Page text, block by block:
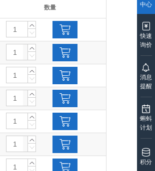
数量
中心
快速
询价
消息
提醒
蝌蚪
计划
积分